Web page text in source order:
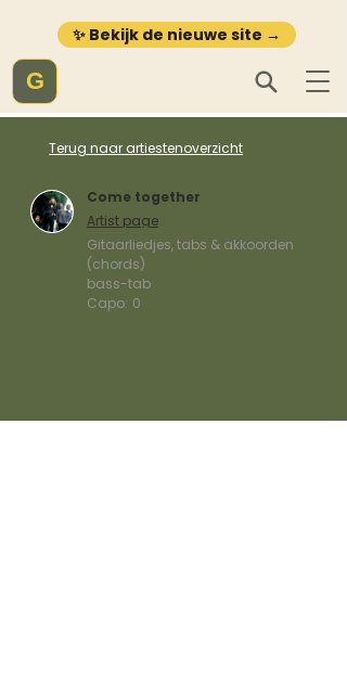
✨ Bekijk de nieuwe site →
G
Terug naar artiestenoverzicht
Come together
Artist page
Gitaarliedjes, tabs & akkoorden
(chords)
bass-tab
Capo: 0